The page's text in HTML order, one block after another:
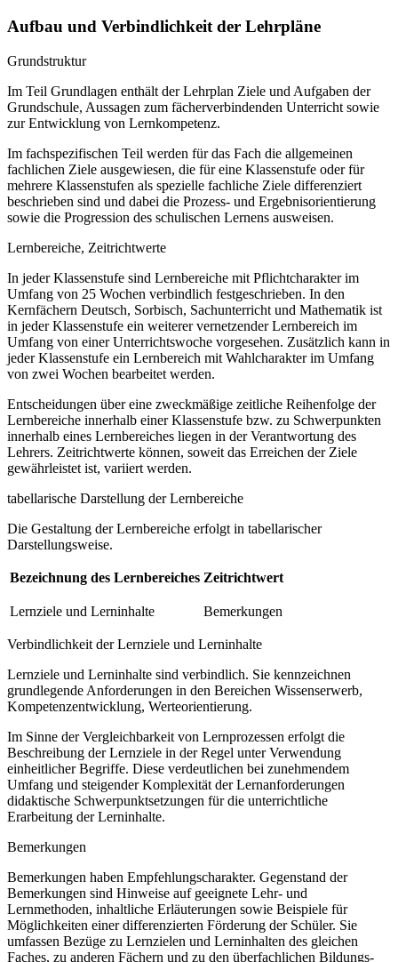
Aufbau und Verbindlichkeit der Lehrpläne
Grundstruktur
Im Teil Grundlagen enthält der Lehrplan Ziele und Aufgaben der
Grundschule, Aussagen zum fächerverbindenden Unterricht sowie
zur Entwicklung von Lernkompetenz.
Im fachspezifischen Teil werden für das Fach die allgemeinen
fachlichen Ziele ausgewiesen, die für eine Klassenstufe oder für
mehrere Klassenstufen als spezielle fachliche Ziele differenziert
beschrieben sind und dabei die Prozess- und Ergebnisorientierung
sowie die Progression des schulischen Lernens ausweisen.
Lernbereiche, Zeitrichtwerte
In jeder Klassenstufe sind Lernbereiche mit Pflichtcharakter im
Umfang von 25 Wochen verbindlich festgeschrieben. In den
Kernfächern Deutsch, Sorbisch, Sachunterricht und Mathematik ist
in jeder Klassenstufe ein weiterer vernetzender Lernbereich im
Umfang von einer Unterrichtswoche vorgesehen. Zusätzlich kann in
jeder Klassenstufe ein Lernbereich mit Wahlcharakter im Umfang
von zwei Wochen bearbeitet werden.
Entscheidungen über eine zweckmäßige zeitliche Reihenfolge der
Lernbereiche innerhalb einer Klassenstufe bzw. zu Schwerpunkten
innerhalb eines Lernbereiches liegen in der Verantwortung des
Lehrers. Zeitrichtwerte können, soweit das Erreichen der Ziele
gewährleistet ist, variiert werden.
tabellarische Darstellung der Lernbereiche
Die Gestaltung der Lernbereiche erfolgt in tabellarischer
Darstellungsweise.
Bezeichnung des Lernbereiches Zeitrichtwert
Lernziele und Lerninhalte Bemerkungen
Verbindlichkeit der Lernziele und Lerninhalte
Lernziele und Lerninhalte sind verbindlich. Sie kennzeichnen
grundlegende Anforderungen in den Bereichen Wissenserwerb,
Kompetenzentwicklung, Werteorientierung.
Im Sinne der Vergleichbarkeit von Lernprozessen erfolgt die
Beschreibung der Lernziele in der Regel unter Verwendung
einheitlicher Begriffe. Diese verdeutlichen bei zunehmendem
Umfang und steigender Komplexität der Lernanforderungen
didaktische Schwerpunktsetzungen für die unterrichtliche
Erarbeitung der Lerninhalte.
Bemerkungen
Bemerkungen haben Empfehlungscharakter. Gegenstand der
Bemerkungen sind Hinweise auf geeignete Lehr- und
Lernmethoden, inhaltliche Erläuterungen sowie Beispiele für
Möglichkeiten einer differenzierten Förderung der Schüler. Sie
umfassen Bezüge zu Lernzielen und Lerninhalten des gleichen
Faches, zu anderen Fächern und zu den überfachlichen Bildungs-